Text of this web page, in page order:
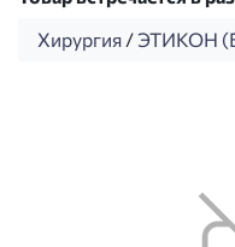
Хирургия / ЭТИКОН